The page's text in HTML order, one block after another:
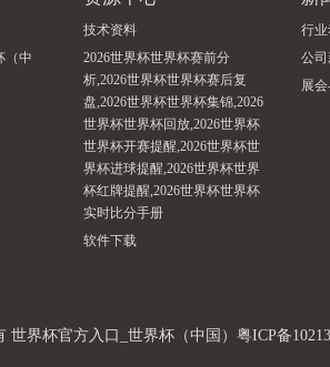
（中
技术资料
2026世界杯世界杯赛前分
析,2026世界杯世界杯赛后复
盘,2026世界杯世界杯集锦,2026
世界杯世界杯回放,2026世界杯
世界杯开赛提醒,2026世界杯世
界杯进球提醒,2026世界杯世界
杯红牌提醒,2026世界杯世界杯
实时比分手册
软件下载
行
公
展
世界杯官方入口_世界杯（中国）粤ICP备